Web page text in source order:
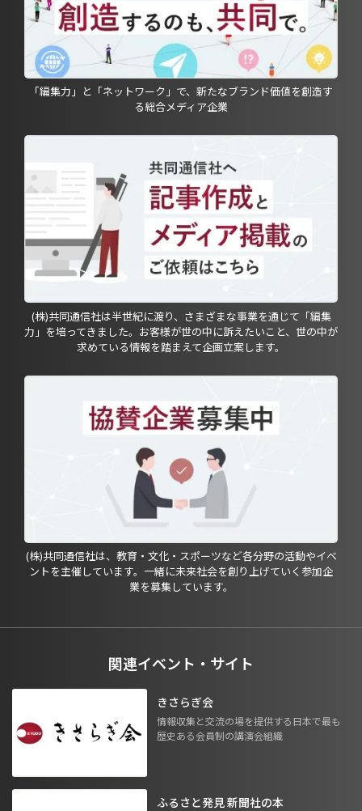
「編集力」と「ネットワーク」で、新たなブランド価値を創造す
る総合メディア企業
(株)共同通信社は半世紀に渡り、さまざまな事業を通じて「編集
力」を培ってきました。お客様が世の中に訴えたいこと、世の中が
求めている情報を踏まえて企画立案します。
(株)共同通信社は、教育・文化・スポーツなど各分野の活動やイベ
ントを主催しています。一緒に未来社会を創り上げていく参加企
業を募集しています。
関連イベント・サイト
きさらぎ会
情報収集と交流の場を提供する日本で最も
歴史ある会員制の講演会組織
ふるさと発見 新聞社の本